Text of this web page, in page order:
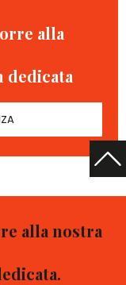
alla
dedicata
alla nostra